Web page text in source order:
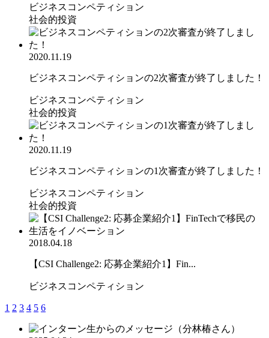
ビジネスコンペティション
社会的投資
2020.11.19
ビジネスコンペティションの2次審査が終了しました！
ビジネスコンペティション
社会的投資
2020.11.19
ビジネスコンペティションの1次審査が終了しました！
ビジネスコンペティション
社会的投資
2018.04.18
【CSI Challenge2: 応募企業紹介1】Fin...
ビジネスコンペティション
1 2 3 4 5 6